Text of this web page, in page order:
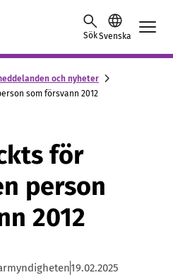
SökSvenska
och nyheter
som försvann 2012
för
person
2012
19.02.2025